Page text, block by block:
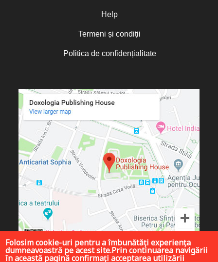
Help
Termeni și condiții
Politica de confidențialitate
Folosim cookie-uri pentru a îmbunătăți experiența
dumneavoastră pe acest site.Prin continuarea navigării
în această pagină confirmați acceptarea utilizării